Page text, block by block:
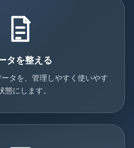
タを整える
タを、管理しやすく使いやす
態にします。